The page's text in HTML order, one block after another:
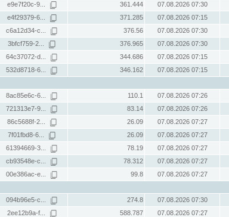
e9e7f20c-9... 361.444
07.08.2026 07:30
e4f29379-6... 371.285
07.08.2026 07:15
c6a12d34-c... 376.56
07.08.2026 07:30
3bfcf759-2... 376.965
07.08.2026 07:30
64c37072-d... 344.686
07.08.2026 07:15
532d8718-6... 346.162
07.08.2026 07:15
8ac85e6c-6... 110.1
07.08.2026 07:26
721313e7-9... 83.14
07.08.2026 07:26
86c5688f-2... 26.09
07.08.2026 07:27
7f01fbd8-6... 26.09
07.08.2026 07:27
61394669-3... 78.19
07.08.2026 07:27
cb93548e-c... 78.312
07.08.2026 07:27
00e386ac-e... 99.8
07.08.2026 07:27
094b96e5-c... 274.8
07.08.2026 07:30
2ee12b9a-f... 588.787
07.08.2026 07:27